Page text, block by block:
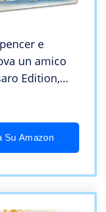
e
un amico
Edition,
Su Amazon